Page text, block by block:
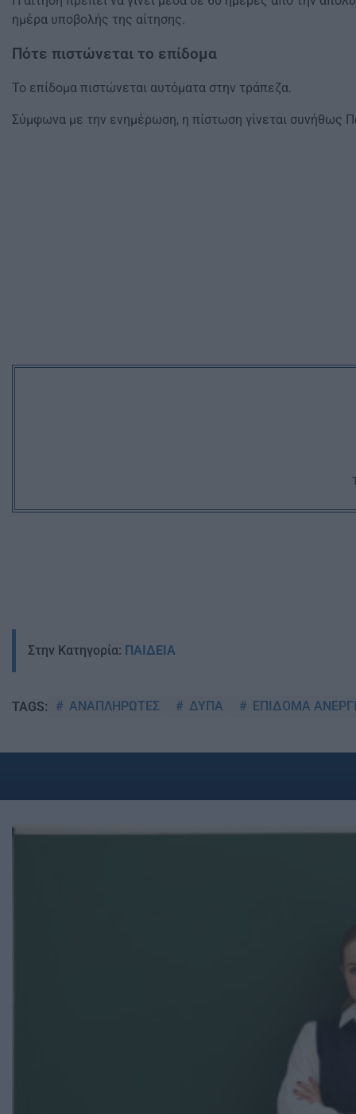
ημέρα υποβολής της αίτησης.
Πότε πιστώνεται το επίδομα
Το επίδομα πιστώνεται αυτόματα στην τράπεζα.
Σύμφωνα με την ενημέρωση, η πίστωση γίνεται συνήθως
Στην Κατηγορία: ΠΑΙΔΕΙΑ
TAGS: ΑΝΑΠΛΗΡΩΤΕΣ ΔΥΠΑ ΕΠΙΔΟΜΑ